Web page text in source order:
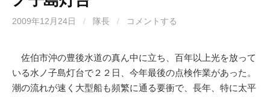
2009年12月24日 / 隊長 / コメントする
佐伯市沖の豊後水道の真ん中に立ち、百年以上光を放って
いる水ノ子島灯台で２２日、今年最後の点検作業があった。
潮の流れが速く大型船も頻繁に通る要衝で、長年、特に太平